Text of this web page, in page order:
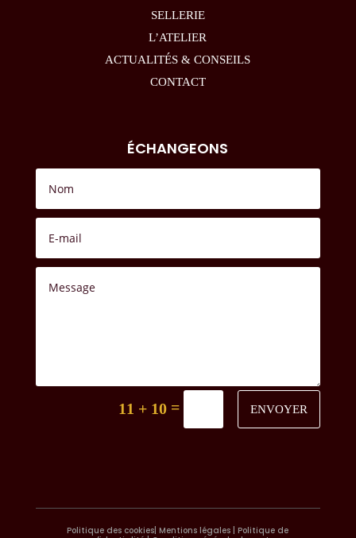
SELLERIE
L’ATELIER
ACTUALITÉS & CONSEILS
CONTACT
ÉCHANGEONS
11 + 10 = ENVOYER
Politique des cookies |Mentions légales |Politique de